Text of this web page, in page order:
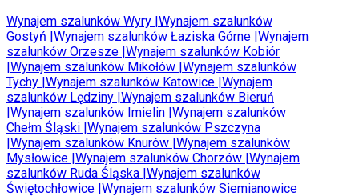
Wynajem szalunków Wyry Wynajem szalunków
Gostyń Wynajem szalunków Łaziska Górne Wynajem
szalunków Orzesze Wynajem szalunków Kobiór
Wynajem szalunków Mikołów Wynajem szalunków
Tychy Wynajem szalunków Katowice Wynajem
szalunków Lędziny Wynajem szalunków Bieruń
Wynajem szalunków Imielin Wynajem szalunków
Chełm Śląski Wynajem szalunków Pszczyna
Wynajem szalunków Knurów Wynajem szalunków
Mysłowice Wynajem szalunków Chorzów Wynajem
szalunków Ruda Śląska Wynajem szalunków
Świętochłowice Wynajem szalunków Siemianowice